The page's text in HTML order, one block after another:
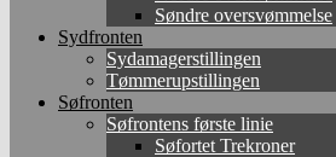
Søndre oversvømmelse
Sydfronten
Sydamagerstillingen
Tømmerupstillingen
Søfronten
Søfrontens første linie
Søfortet Trekroner